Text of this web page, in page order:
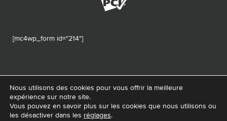
[mc4wp_form id="214"]
© 2026 Tous droits réservés - Fondation de ma vie – Pour la santé de la
Nous utilisons des cookies pour vous offrir la meilleure
expérience sur notre site.
Vous pouvez en savoir plus sur les cookies que nous utilisons ou
les désactiver dans les réglages.